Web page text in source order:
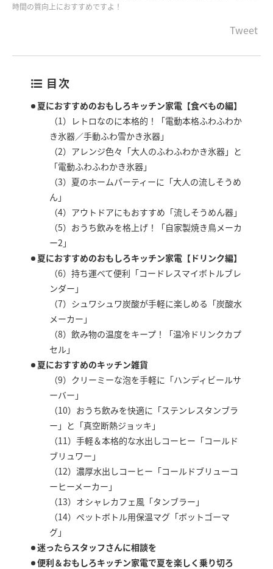
時間の質向上におすすめですよ！
Tweet
目次
夏におすすめのおもしろキッチン家電【食べもの編】
（1）レトロなのに本格的！「電動本格ふわふわか
き氷器／手動ふわ雪かき氷器」
（2）アレンジ色々「大人のふわふわかき氷器」と
「電動ふわふわかき氷器」
（3）夏のホームパーティーに「大人の流しそうめ
ん」
（4）アウトドアにもおすすめ「流しそうめん器」
（5）おうち飲みを格上げ！「自家製焼き鳥メーカ
ー2」
夏におすすめのおもしろキッチン家電【ドリンク編】
（6）持ち運べて便利「コードレスマイボトルブレ
ンダー」
（7）シュワシュワ炭酸が手軽に楽しめる「炭酸水
メーカー」
（8）飲み物の温度をキープ！「温冷ドリンクカプ
セル」
夏におすすめのキッチン雑貨
（9）クリーミーな泡を手軽に「ハンディビールサ
ーバー」
（10）おうち飲みを快適に「ステンレスタンブラ
ー」と「真空断熱ジョッキ」
（11）手軽＆本格的な水出しコーヒー「コールド
ブリュワー」
（12）濃厚水出しコーヒー「コールドブリューコ
ーヒーメーカー」
（13）オシャレカフェ風「タンブラー」
（14）ペットボトル用保温マグ「ボットゴーマ
グ」
迷ったらスタッフさんに相談を
便利＆おもしろキッチン家電で夏を楽しく乗り切ろ